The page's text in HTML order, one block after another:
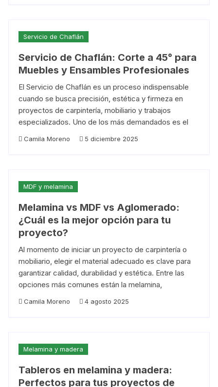
Servicio de Chaflán
Servicio de Chaflán: Corte a 45° para
Muebles y Ensambles Profesionales
El Servicio de Chaflán es un proceso indispensable
cuando se busca precisión, estética y firmeza en
proyectos de carpintería, mobiliario y trabajos
especializados. Uno de los más demandados es el
Camila Moreno 5 diciembre 2025
MDF y melamina
Melamina vs MDF vs Aglomerado:
¿Cuál es la mejor opción para tu
proyecto?
Al momento de iniciar un proyecto de carpintería o
mobiliario, elegir el material adecuado es clave para
garantizar calidad, durabilidad y estética. Entre las
opciones más comunes están la melamina,
Camila Moreno 4 agosto 2025
Melamina y madera
Tableros en melamina y madera:
Perfectos para tus proyectos de